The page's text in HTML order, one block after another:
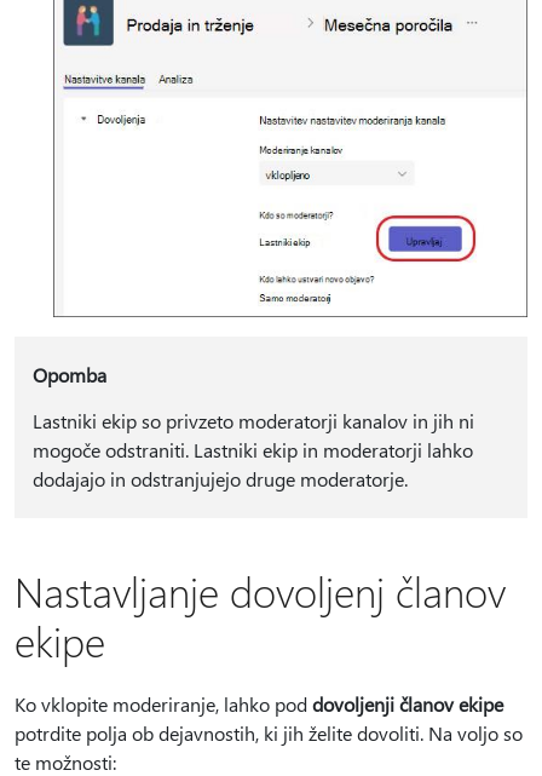
Opomba
Lastniki ekip so privzeto moderatorji kanalov in jih ni
mogoče odstraniti. Lastniki ekip in moderatorji lahko
dodajajo in odstranjujejo druge moderatorje.
Nastavljanje dovoljenj članov
ekipe
Ko vklopite moderiranje, lahko poddovoljenji članov ekipe
potrdite polja ob dejavnostih, ki jih želite dovoliti. Na voljo so
te možnosti: